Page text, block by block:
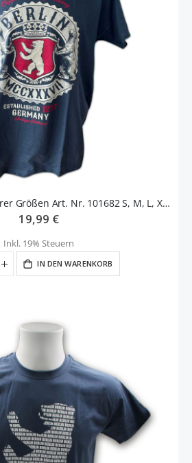
Berlin T-Shirt in mehrer Größen Art. Nr. 101682 S, M, L, XL, XXL, 100187
19,99 €
Inkl. 19% Steuern
IN DEN WARENKORB